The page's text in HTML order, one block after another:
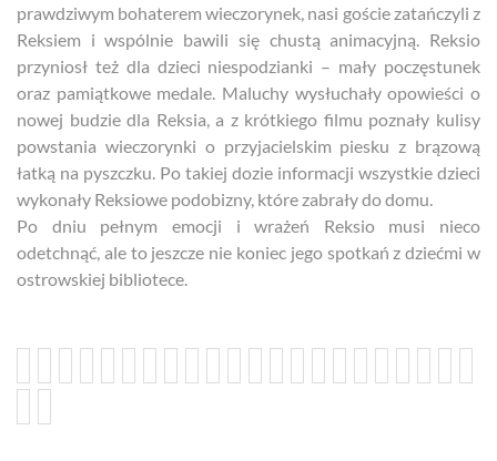
prawdziwym bohaterem wieczorynek, nasi goście zatańczyli z
Reksiem i wspólnie bawili się chustą animacyjną. Reksio
przyniosł też dla dzieci niespodzianki – mały poczęstunek
oraz pamiątkowe medale. Maluchy wysłuchały opowieści o
nowej budzie dla Reksia, a z krótkiego filmu poznały kulisy
powstania wieczorynki o przyjacielskim piesku z brązową
łatką na pyszczku. Po takiej dozie informacji wszystkie dzieci
wykonały Reksiowe podobizny, które zabrały do domu.
Po dniu pełnym emocji i wrażeń Reksio musi nieco
odetchnąć, ale to jeszcze nie koniec jego spotkań z dziećmi w
ostrowskiej bibliotece.